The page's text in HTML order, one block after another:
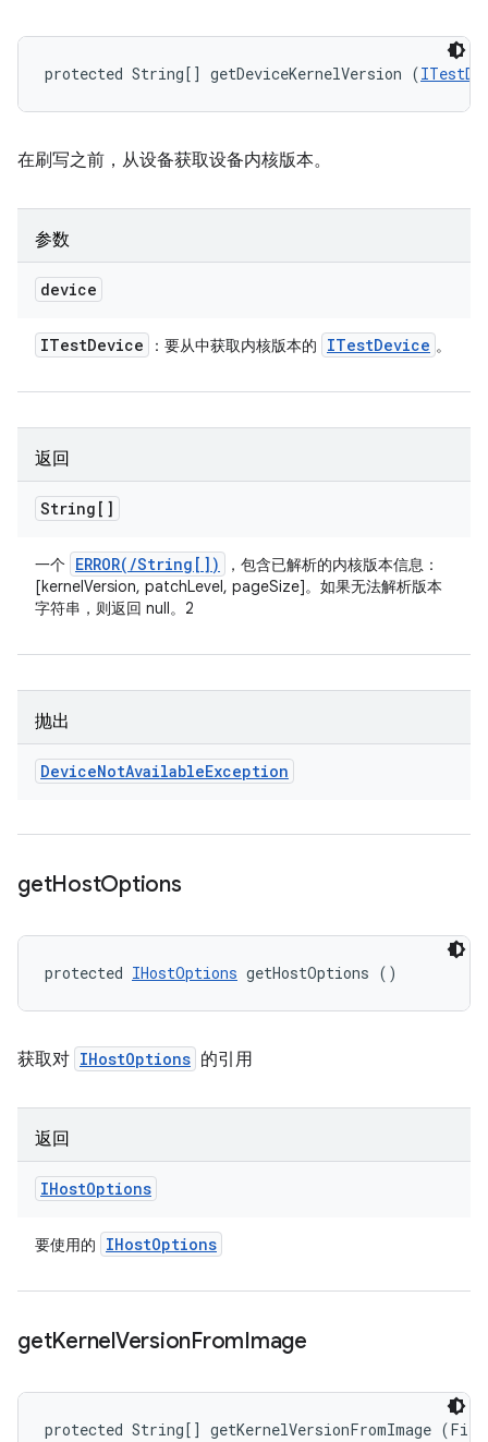
protected String[] getDeviceKernelVersion (
在刷写之前，从设备获取设备内核版本。
参数
device
ITestDevice ：要从中获取内核版本的 ITestDevice 。
返回
String[]
一个 ERROR( /String[])
，包含已解析的内核版本信息：
[kernelVersion, patchLevel, pageSize]。如果无法解析版本
字符串，则返回 null。2
抛出
DeviceNotAvailableException
getHostOptions
protected IHostOptions getHostOptions ()
获取对 IHostOptions 的引用
返回
IHostOptions
要使用的 IHostOptions
getKernelVersionFromImage
protected String[] getKernelVersionFromImage